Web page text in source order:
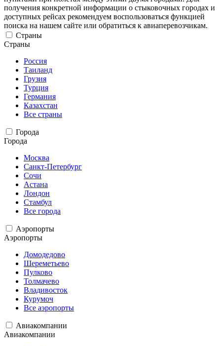
получения конкретной информации о стыковочных городах и
доступных рейсах рекомендуем воспользоваться функцией
поиска на нашем сайте или обратиться к авиаперевозчикам.
Страны
Страны
Россия
Таиланд
Грузия
Турция
Германия
Казахстан
Все страны
Города
Города
Москва
Санкт-Петербург
Сочи
Астана
Лондон
Стамбул
Все города
Аэропорты
Аэропорты
Домодедово
Шереметьево
Пулково
Толмачево
Владивосток
Курумоч
Все аэропорты
Авиакомпании
Авиакомпании